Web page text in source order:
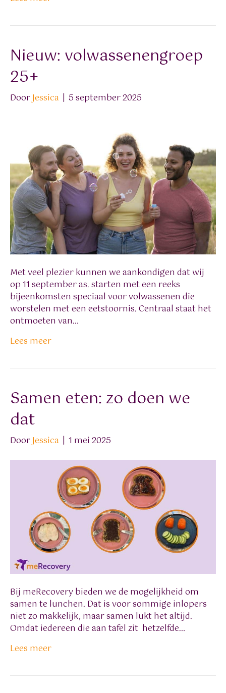
Nieuw: volwassenengroep
25+
DoorJessica | 5 september 2025
Met veel plezier kunnen we aankondigen dat wij
op 11 september as. starten met een reeks
bijeenkomsten speciaal voor volwassenen die
worstelen met een eetstoornis. Centraal staat het
ontmoeten van…
Lees meer
Samen eten: zo doen we
dat
DoorJessica | 1 mei 2025
Bij meRecovery bieden we de mogelijkheid om
samen te lunchen. Dat is voor sommige inlopers
niet zo makkelijk, maar samen lukt het altijd.
Omdat iedereen die aan tafel zit hetzelfde…
Lees meer